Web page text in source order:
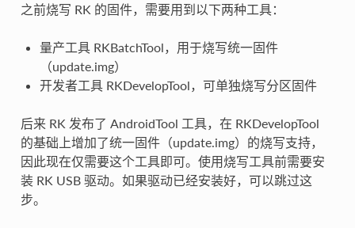
之前烧写 RK 的固件，需要用到以下两种工具：
量产工具 RKBatchTool，用于烧写统一固件
（update.img）
开发者工具 RKDevelopTool，可单独烧写分区固件
后来 RK 发布了 AndroidTool 工具，在 RKDevelopTool
的基础上增加了统一固件（update.img）的烧写支持，
因此现在仅需要这个工具即可。使用烧写工具前需要安
装 RK USB 驱动。如果驱动已经安装好，可以跳过这
步。